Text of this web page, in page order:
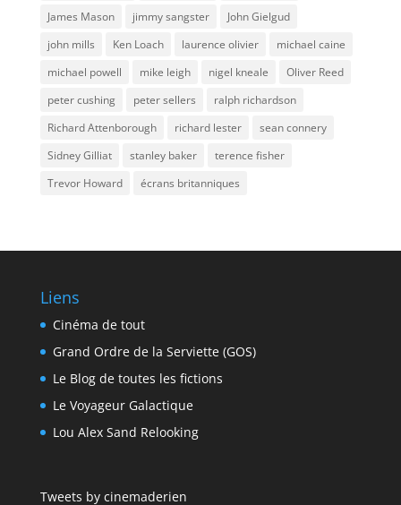
James Mason
jimmy sangster
John Gielgud
john mills
Ken Loach laurence olivier
michael caine
michael powell
mike leigh nigel kneale
Oliver Reed
peter cushing
peter sellers
ralph richardson
Richard Attenborough
richard lester
sean connery
Sidney Gilliat
stanley baker
terence fisher
Trevor Howard
écrans britanniques
Liens
Cinéma de tout
Grand Ordre de la Serviette (GOS)
Le Blog de toutes les fictions
Le Voyageur Galactique
Lou Alex Sand Relooking
Tweets by cinemaderien